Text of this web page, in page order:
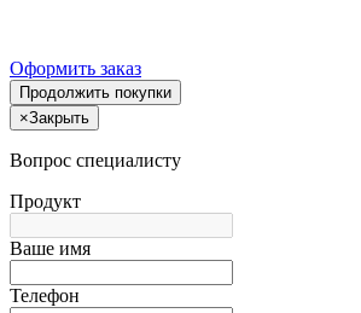
Оформить заказ
Продолжить покупки
×Закрыть
Вопрос специалисту
Продукт
Ваше имя
Телефон